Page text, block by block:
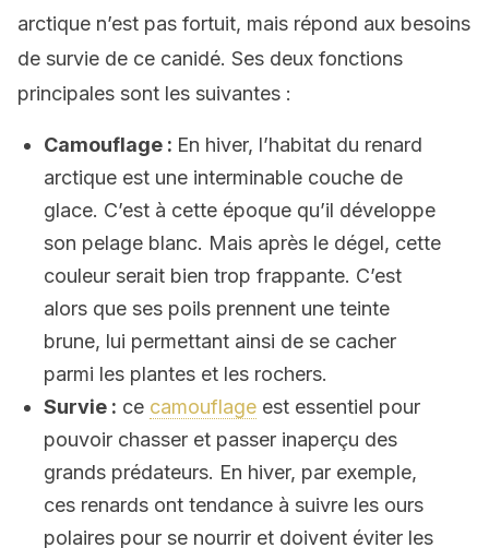
arctique n’est pas fortuit, mais répond aux besoins
de survie de ce canidé. Ses deux fonctions
principales sont les suivantes :
Camouflage : En hiver, l’habitat du renard
arctique est une interminable couche de
glace. C’est à cette époque qu’il développe
son pelage blanc. Mais après le dégel, cette
couleur serait bien trop frappante. C’est
alors que ses poils prennent une teinte
brune, lui permettant ainsi de se cacher
parmi les plantes et les rochers.
Survie : ce camouflage est essentiel pour
pouvoir chasser et passer inaperçu des
grands prédateurs. En hiver, par exemple,
ces renards ont tendance à suivre les ours
polaires pour se nourrir et doivent éviter les